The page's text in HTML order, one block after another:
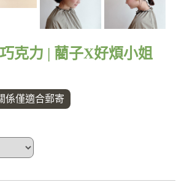
克力 | 藺子X好煩小姐
係僅適合郵寄